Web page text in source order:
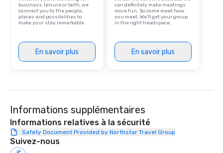
with Hans Zimmer’s first violinist, Dua
Lipa’s cellist, and frequently performs
with Cindy Lauper’s keyboard player.
Spotify and has co-directed and
starred in several music videos,
which peaked at #1 in the Apple TV
Documentaries category. “Nothing
short of spectacular” - Valerie
Inquire for other options as well (duo,
business, leisure or both, we
connect you to the people,
places and possibilities to
make your stay remarkable.
En savoir plus
can definitely make meetings
more fun. So come meet how
you meet. We'll get your group
in the right headspace.
En savoir plus
Informations supplémentaires
Informations relatives à la sécurité
Safety Document Provided by Northstar Travel Group
Suivez-nous